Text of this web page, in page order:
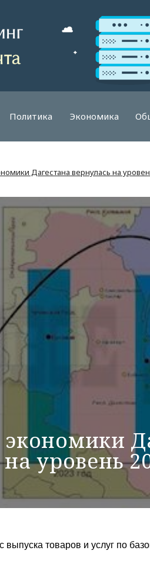
Политика Экономика
Дагестана вернулась на
уровень
выпуска товаров и услуг по